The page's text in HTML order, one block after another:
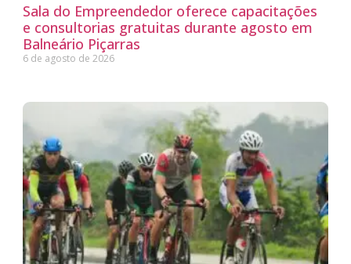
Sala do Empreendedor oferece capacitações
e consultorias gratuitas durante agosto em
Balneário Piçarras
6 de agosto de 2026